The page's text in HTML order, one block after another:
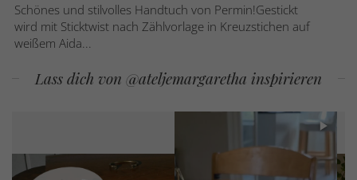
Schönes und stilvolles Handtuch von Permin!Gestickt
wird mit Sticktwist nach Zählvorlage in Kreuzstichen auf
weißem Aida...
Lass dich von @ateljemargaretha inspirieren